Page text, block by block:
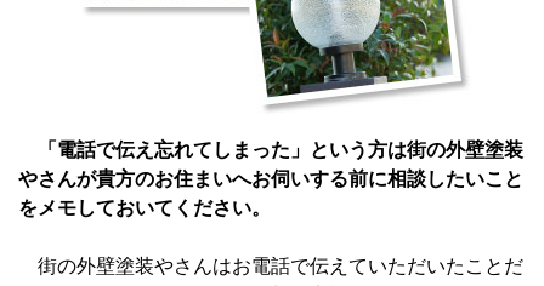
「電話で伝え忘れてしまった」という方は街の外壁塗装
やさんが貴方のお住まいへお伺いする前に相談したいこと
をメモしておいてください。
街の外壁塗装やさんはお電話で伝えていただいたことだ